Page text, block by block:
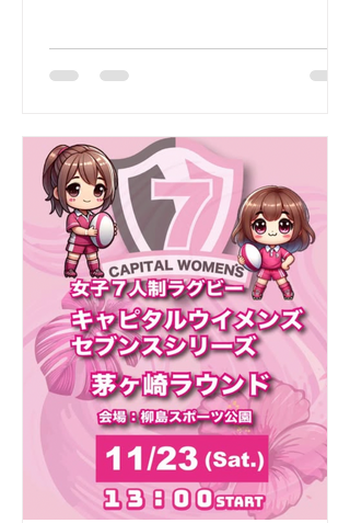
田谷RSレディース ...